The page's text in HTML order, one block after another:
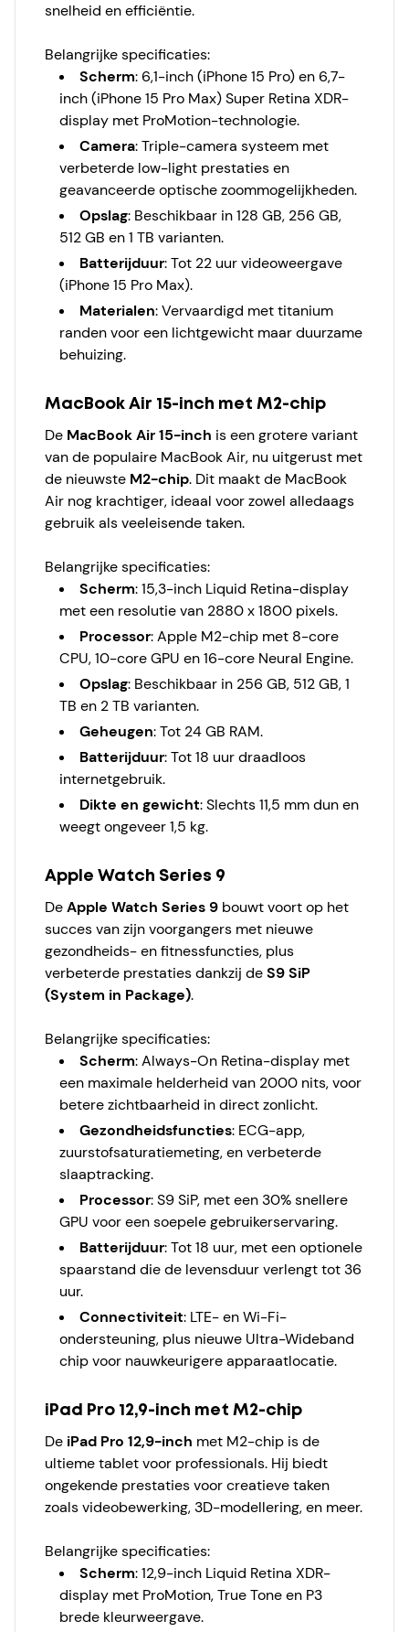
snelheid en efficiëntie.
Belangrijke specificaties:
Scherm: 6,1-inch (iPhone 15 Pro) en 6,7-
inch (iPhone 15 Pro Max) Super Retina XDR-
display met ProMotion-technologie.
Camera: Triple-camera systeem met
verbeterde low-light prestaties en
geavanceerde optische zoommogelijkheden.
Opslag: Beschikbaar in 128 GB, 256 GB,
512 GB en 1 TB varianten.
Batterijduur: Tot 22 uur videoweergave
(iPhone 15 Pro Max).
Materialen: Vervaardigd met titanium
randen voor een lichtgewicht maar duurzame
behuizing.
MacBook Air 15-inch met M2-chip
De MacBook Air 15-inch is een grotere variant
van de populaire MacBook Air, nu uitgerust met
de nieuwste M2-chip. Dit maakt de MacBook
Air nog krachtiger, ideaal voor zowel alledaags
gebruik als veeleisende taken.
Belangrijke specificaties:
Scherm: 15,3-inch Liquid Retina-display
met een resolutie van 2880 x 1800 pixels.
Processor: Apple M2-chip met 8-core
CPU, 10-core GPU en 16-core Neural Engine.
Opslag: Beschikbaar in 256 GB, 512 GB, 1
TB en 2 TB varianten.
Geheugen: Tot 24 GB RAM.
Batterijduur: Tot 18 uur draadloos
internetgebruik.
Dikte en gewicht: Slechts 11,5 mm dun en
weegt ongeveer 1,5 kg.
Apple Watch Series 9
DeApple Watch Series 9 bouwt voort op het
succes van zijn voorgangers met nieuwe
gezondheids- en fitnessfuncties, plus
verbeterde prestaties dankzij deS9 SiP
(System in Package).
Belangrijke specificaties:
Scherm: Always-On Retina-display met
een maximale helderheid van 2000 nits, voor
betere zichtbaarheid in direct zonlicht.
Gezondheidsfuncties: ECG-app,
zuurstofsaturatiemeting, en verbeterde
slaaptracking.
Processor: S9 SiP, met een 30% snellere
GPU voor een soepele gebruikerservaring.
Batterijduur: Tot 18 uur, met een optionele
spaarstand die de levensduur verlengt tot 36
uur.
Connectiviteit: LTE- en Wi-Fi-
ondersteuning, plus nieuwe Ultra-Wideband
chip voor nauwkeurigere apparaatlocatie.
iPad Pro 12,9-inch met M2-chip
De iPad Pro 12,9-inch met M2-chip is de
ultieme tablet voor professionals. Hij biedt
ongekende prestaties voor creatieve taken
zoals videobewerking, 3D-modellering, en meer.
Belangrijke specificaties:
Scherm: 12,9-inch Liquid Retina XDR-
display met ProMotion, True Tone en P3
brede kleurweergave.